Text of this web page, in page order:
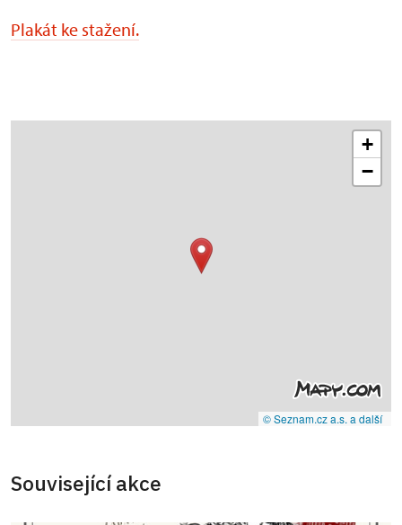
Plakát ke stažení.
+
−
© Seznam.cz a.s. a další
Související akce